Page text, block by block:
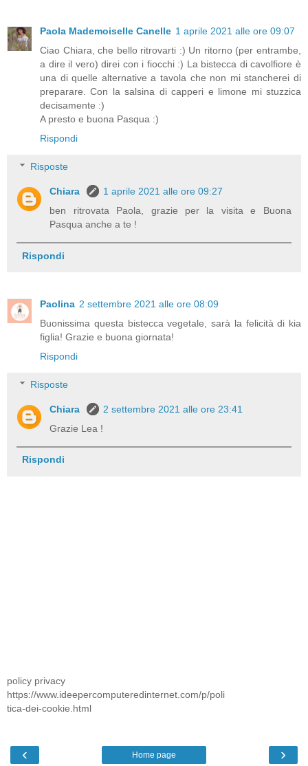
Paola Mademoiselle Canelle 1 aprile 2021 alle ore 09:07
Ciao Chiara, che bello ritrovarti :) Un ritorno (per entrambe,
a dire il vero) direi con i fiocchi :) La bistecca di cavolfiore è
una di quelle alternative a tavola che non mi stancherei di
preparare. Con la salsina di capperi e limone mi stuzzica
decisamente :)
A presto e buona Pasqua :)
Rispondi
Risposte
Chiara
1 aprile 2021 alle ore 09:27
ben ritrovata Paola, grazie per la visita e Buona
Pasqua anche a te !
Rispondi
Paolina 2 settembre 2021 alle ore 08:09
Buonissima questa bistecca vegetale, sarà la felicità di kia
figlia! Grazie e buona giornata!
Rispondi
Risposte
Chiara
2 settembre 2021 alle ore 23:41
Grazie Lea !
Rispondi
policy privacy
https://www.ideepercomputeredinternet.com/p/poli
tica-dei-cookie.html
‹ ›
Home page